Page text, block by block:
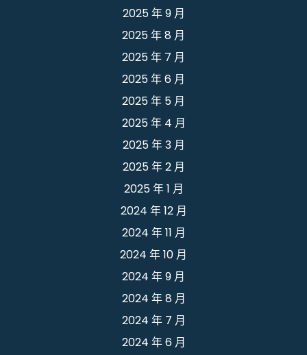
2025 年 9 月
2025 年 8 月
2025 年 7 月
2025 年 6 月
2025 年 5 月
2025 年 4 月
2025 年 3 月
2025 年 2 月
2025 年 1 月
2024 年 12 月
2024 年 11 月
2024 年 10 月
2024 年 9 月
2024 年 8 月
2024 年 7 月
2024 年 6 月